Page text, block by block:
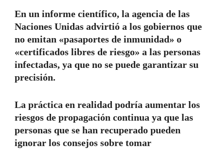
En un informe científico, la agencia de las
Naciones Unidas advirtió a los gobiernos que
no emitan «pasaportes de inmunidad» o
«certificados libres de riesgo» a las personas
infectadas, ya que no se puede garantizar su
precisión.
La práctica en realidad podría aumentar los
riesgos de propagación continua ya que las
personas que se han recuperado pueden
ignorar los consejos sobre tomar